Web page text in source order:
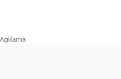
Açıklama